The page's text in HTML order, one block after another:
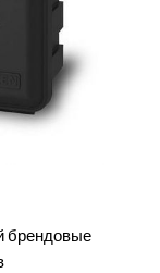
брендовые